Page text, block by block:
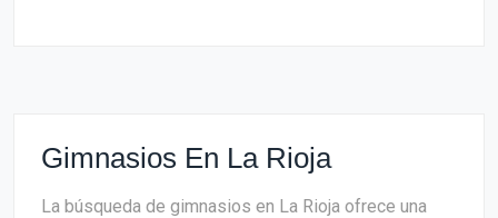
Gimnasios En La Rioja
La búsqueda de gimnasios en La Rioja ofrece una